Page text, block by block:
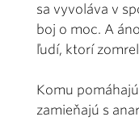
sa vyvoláva v
boj o moc. A
ľudí, ktorí
Komu
zamieňajú s